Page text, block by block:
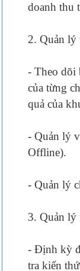
doanh thu
2. Quản lý
- Theo dõi
của từng
quả của
- Quản lý
Offline).
- Quản lý
3. Quản lý
- Định kỳ
tra kiến